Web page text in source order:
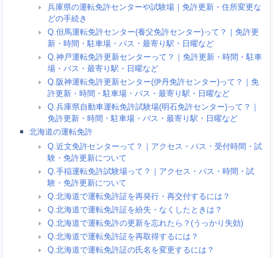
兵庫県の運転免許センターや試験場｜免許更新・住所変更な
どの手続き
Q.但馬運転免許センター(養父免許センター)って？｜免許更
新・時間・駐車場・バス・最寄り駅・日曜など
Q.神戸運転免許更新センターって？｜免許更新・時間・駐車
場・バス・最寄り駅・日曜など
Q.阪神運転免許更新センター(伊丹免許センター)って？｜免
許更新・時間・駐車場・バス・最寄り駅・日曜など
Q.兵庫県自動車運転免許試験場(明石免許センター)って？｜
免許更新・時間・駐車場・バス・最寄り駅・日曜など
北海道の運転免許
Q.近文免許センターって？｜アクセス・バス・受付時間・試
験・免許更新について
Q.手稲運転免許試験場って？｜アクセス・バス・時間・試
験・免許更新について
Q.北海道で運転免許証を再発行・再交付するには？
Q.北海道で運転免許証を紛失・なくしたときは？
Q.北海道で運転免許の更新を忘れたら？(うっかり失効)
Q.北海道で運転免許証を再取得するには？
Q.北海道で運転免許証の氏名を変更するには？